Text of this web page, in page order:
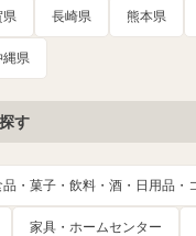
県 長崎県 熊本県
縄県
す
品・菓子・飲料・酒・日用品・
家具・ホームセンター